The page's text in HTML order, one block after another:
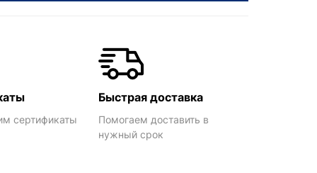
сертификаты
Быстрая доставка
Помогаем доставить в
нужный срок